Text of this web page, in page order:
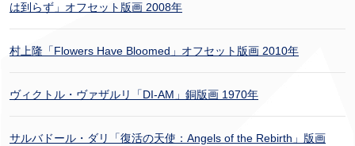
は到らず」オフセット版画 2008年
村上隆「Flowers Have Bloomed」オフセット版画 2010年
ヴィクトル・ヴァザルリ「DI-AM」銅版画 1970年
サルバドール・ダリ「復活の天使：Angels of the Rebirth」版画